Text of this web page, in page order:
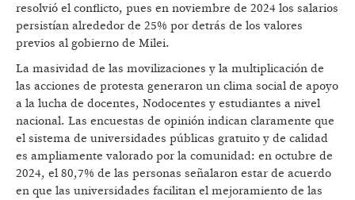
resolvió el conflicto, pues en noviembre de 2024 los salarios
persistían alrededor de 25% por detrás de los valores
previos al gobierno de Milei.
La masividad de las movilizaciones y la multiplicación de
las acciones de protesta generaron un clima social de apoyo
a la lucha de docentes, Nodocentes y estudiantes a nivel
nacional. Las encuestas de opinión indican claramente que
el sistema de universidades públicas gratuito y de calidad
es ampliamente valorado por la comunidad: en octubre de
2024, el 80,7% de las personas señalaron estar de acuerdo
en que las universidades facilitan el mejoramiento de las